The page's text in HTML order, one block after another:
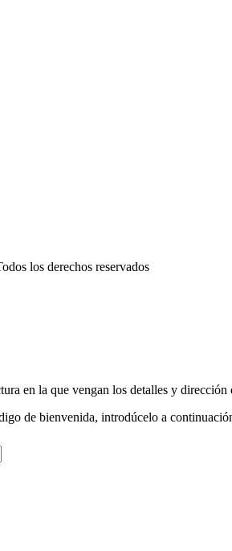
los derechos reservados
en la que vengan los detalles y
de bienvenida, introdúcelo a